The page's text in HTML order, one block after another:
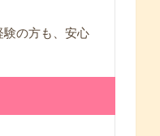
の方も、安心